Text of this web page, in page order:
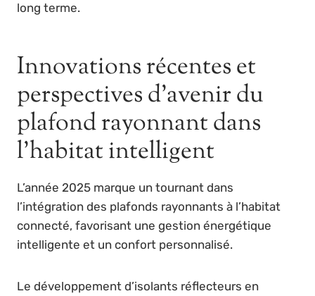
long terme.
Innovations récentes et
perspectives d’avenir du
plafond rayonnant dans
l’habitat intelligent
L’année 2025 marque un tournant dans
l’intégration des plafonds rayonnants à l’habitat
connecté, favorisant une gestion énergétique
intelligente et un confort personnalisé.
Le développement d’isolants réflecteurs en